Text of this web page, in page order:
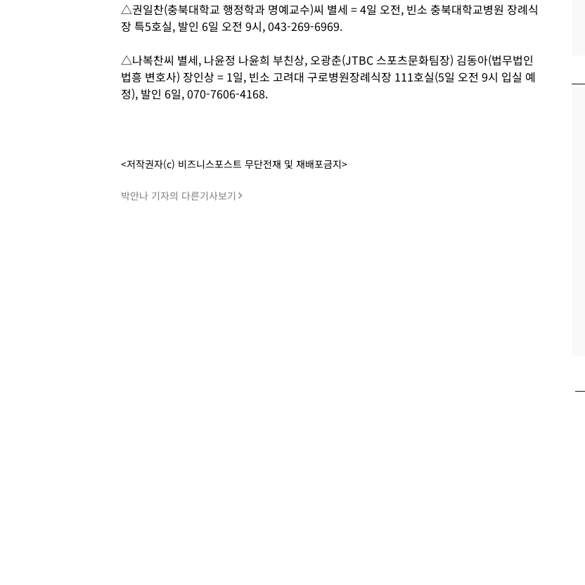
△권일찬(충북대학교 행정학과 명예교수)씨 별세 = 4일 오전, 빈소 충북대학교병원 장례식
장 특5호실, 발인 6일 오전 9시, 043-269-6969.
△나복찬씨 별세, 나윤정 나윤희 부친상, 오광춘(JTBC 스포츠문화팀장) 김동아(법무법인
법흥 변호사) 장인상 = 1일, 빈소 고려대 구로병원장례식장 111호실(5일 오전 9시 입실 예
정), 발인 6일, 070-7606-4168.
<저작권자(c) 비즈니스포스트 무단전재 및 재배포금지>
박안나 기자의 다른기사보기